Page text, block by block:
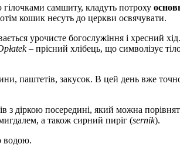
самшиту, кладуть потроху
кошик несуть до церкви освячувати.
урочисте богослужіння і хресний
– прісний хлібець, що символізує
паштетів, закусок. В цей день вже
з діркою посередині, який можна
а також сирний пиріг (sernik).
водою.